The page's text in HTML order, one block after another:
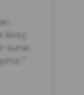
kireç
sunar.